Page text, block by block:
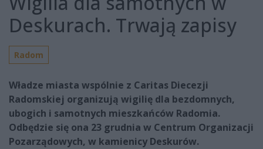
Deskurach. Trwają zapisy
Radom
Władze miasta wspólnie z Caritas Diecezji
Radomskiej organizują wigilię dla bezdomnych,
ubogich i samotnych mieszkańców Radomia.
Odbędzie się ona 23 grudnia w Centrum Organizacji
Pozarządowych, w kamienicy Deskurów.